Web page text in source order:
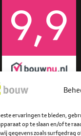
ervaringen te bieden,
op te slaan en/of te
gegevens zoals surfgedrag